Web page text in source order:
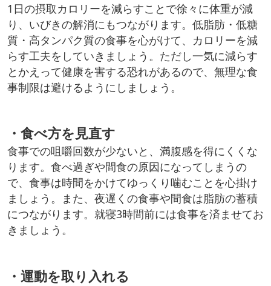
1日の摂取カロリーを減らすことで徐々に体重が減
り、いびきの解消にもつながります。低脂肪・低糖
質・高タンパク質の食事を心がけて、カロリーを減
らす工夫をしていきましょう。ただし一気に減らす
とかえって健康を害する恐れがあるので、無理な食
事制限は避けるようにしましょう。
・食べ方を見直す
食事での咀嚼回数が少ないと、満腹感を得にくくな
ります。食べ過ぎや間食の原因になってしまうの
で、食事は時間をかけてゆっくり噛むことを心掛け
ましょう。また、夜遅くの食事や間食は脂肪の蓄積
につながります。就寝3時間前には食事を済ませてお
きましょう。
・運動を取り入れる